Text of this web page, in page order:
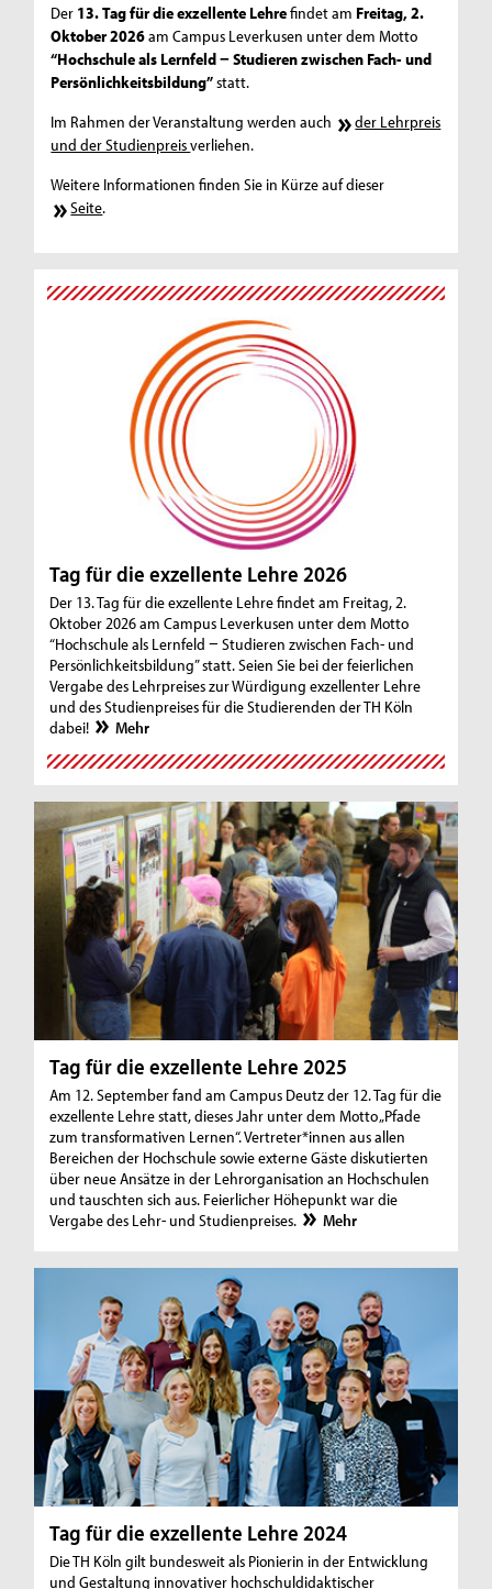
Der 13. Tag für die exzellente Lehrefindet am Freitag, 2.
Oktober 2026am Campus Leverkusen unter dem Motto
“Hochschule als Lernfeld − Studieren zwischen Fach- und
Persönlichkeitsbildung”statt.
Im Rahmen der Veranstaltung werden auch
der Lehrpreis
und der Studienpreisverliehen.
Weitere Informationen finden Sie in Kürze auf dieser
Seite.
Tag für die exzellente Lehre 2026
Der 13. Tag für die exzellente Lehre findet am Freitag, 2.
Oktober 2026 am Campus Leverkusen unter dem Motto
“Hochschule als Lernfeld − Studieren zwischen Fach- und
Persönlichkeitsbildung” statt. Seien Sie bei der feierlichen
Vergabe des Lehrpreises zur Würdigung exzellenter Lehre
und des Studienpreises für die Studierenden der TH Köln
dabei!
Mehr
Tag für die exzellente Lehre 2025
Am 12. September fand am Campus Deutz der 12. Tag für die
exzellente Lehre statt, dieses Jahr unter dem Motto „Pfade
zum transformativen Lernen“. Vertreter*innen aus allen
Bereichen der Hochschule sowie externe Gäste diskutierten
über neue Ansätze in der Lehrorganisation an Hochschulen
und tauschten sich aus. Feierlicher Höhepunkt war die
Vergabe des Lehr- und Studienpreises.
Mehr
Tag für die exzellente Lehre 2024
Die TH Köln gilt bundesweit als Pionierin in der Entwicklung
und Gestaltung innovativer hochschuldidaktischer